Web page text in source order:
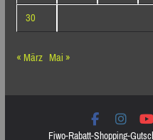
30
« März Mai »
Fiwo-Rabatt-Shopping-